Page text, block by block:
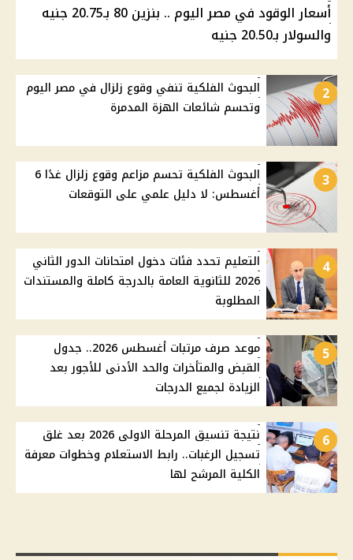
أسعار الوقود في مصر اليوم .. بنزين 80 بـ20.75 جنيه
والسولار بـ20.50 جنيه
2
البحوث الفلكية تنفي وقوع زلزال في مصر اليوم
وتحسم شائعات الهزة المدمرة
3
البحوث الفلكية تحسم مزاعم وقوع زلزال غدًا 6
أغسطس: لا دليل علمي على التوقعات
4
التعليم تحدد فئات دخول امتحانات الدور الثاني
2026 للثانوية العامة بالدرجة كاملة والمستندات
المطلوبة
5
موعد صرف مرتبات أغسطس 2026.. جدول
القبض والمتأخرات والحد الأدنى للأجور بعد
الزيادة لجميع الدرجات
6
نتيجة تنسيق المرحلة الاولى 2026 بعد غلق
تسجيل الرغبات.. رابط الاستعلام وخطوات معرفة
الكلية المرشح لها